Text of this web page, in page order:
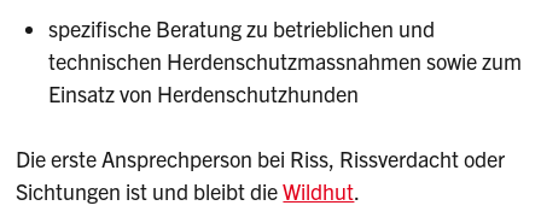
spezifische Beratung zu betrieblichen und
technischen Herdenschutzmassnahmen sowie zum
Einsatz von Herdenschutzhunden
Die erste Ansprechperson bei Riss, Rissverdacht oder
Sichtungen ist und bleibt dieWildhut.